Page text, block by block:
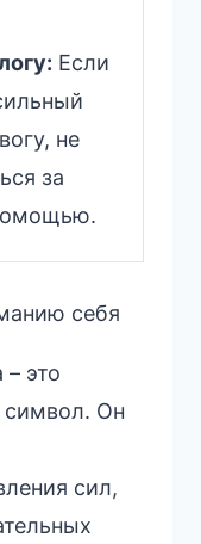
Если
не
за
себя
это
Он
сил,